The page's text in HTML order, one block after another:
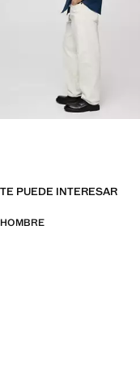
TE PUEDE INTERESAR
HOMBRE